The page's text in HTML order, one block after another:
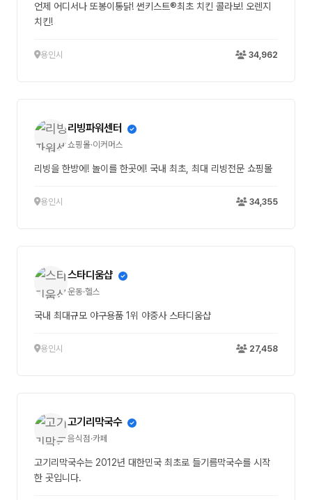
언제 어디서나 또봉이통닭! 썬키스트®최초 치킨 콜라보! 오렌지
치킨!
용인시 34,962
리빙파워센터
쇼핑몰·이커머스
리빙을 한방에! 놀이를 한곳에! 국내 최초, 최대 리빙전문 쇼핑몰
용인시 34,355
스타디움샵
운동·헬스
국내 최대규모 야구용품 1위 야중사 스타디움샵
용인시 27,458
고기리막국수
음식점·카페
고기리막국수는 2012년 대한민국 최초로 들기름막국수를 시작
한 곳입니다.